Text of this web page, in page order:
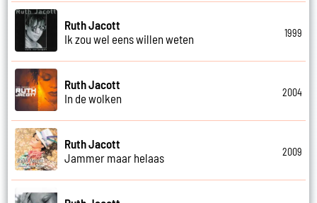
Ruth Jacott
Ik zou wel eens willen weten
1999
Ruth Jacott
In de wolken
2004
Ruth Jacott
Jammer maar helaas
2009